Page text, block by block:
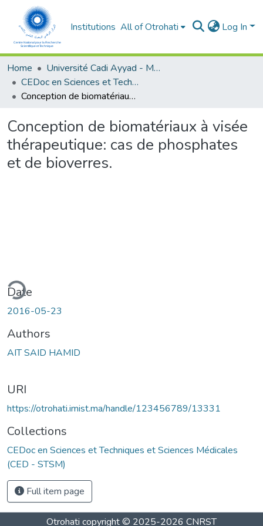
Institutions All of Otrohati Log In
Home
Université Cadi Ayyad - Marrakech
CEDoc en Sciences et Techniques et Sciences Médicales (CED - STSM)
Conception de biomatériaux à visée thérapeutique: cas de phosphates et de bioverres.
Conception de biomatériaux à visée
thérapeutique: cas de phosphates
et de bioverres.
Date
2016-05-23
Authors
AIT SAID HAMID
URI
https://otrohati.imist.ma/handle/123456789/13331
Collections
CEDoc en Sciences et Techniques et Sciences Médicales
(CED - STSM)
Full item page
Otrohati copyright © 2025-2026 CNRST